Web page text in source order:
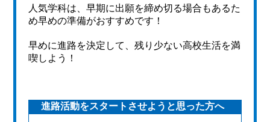
人気学科は、早期に出願を締め切る場合もあるた
め早めの準備がおすすめです！
早めに進路を決定して、残り少ない高校生活を満
喫しよう！
進路活動をスタートさせようと思った方へ